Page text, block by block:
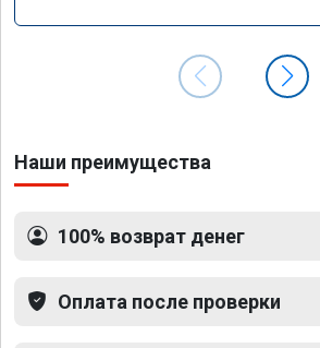
Наши преимущества
100% возврат денег
Оплата после проверки